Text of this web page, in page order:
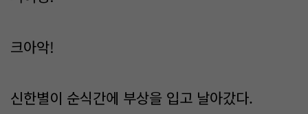
크아악!
신한별이 순식간에 부상을 입고 날아갔다.